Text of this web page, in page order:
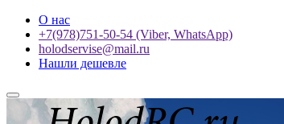
О нас
+7(978)751-50-54 (Viber, WhatsApp)
holodservise@mail.ru
Нашли дешевле